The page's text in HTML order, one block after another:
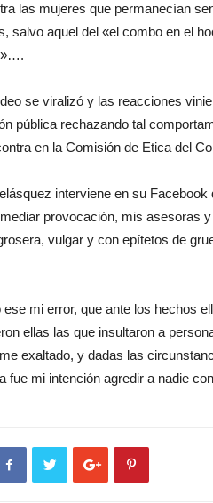
las mujeres que permanecían
salvo aquel del «el combo en el
se viralizó y las reacciones
pública rechazando tal
en la Comisión de Etica del
interviene en su
provocación, mis asesoras
vulgar y con epítetos de
mi error, que ante los hechos
ellas las que insultaron a
exaltado, y dadas las
fue mi intención agredir a nadie